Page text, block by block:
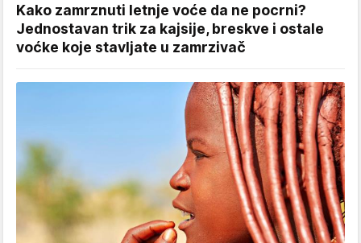
Kako zamrznuti letnje voće da ne pocrni?
Jednostavan trik za kajsije, breskve i ostale
voćke koje stavljate u zamrzivač